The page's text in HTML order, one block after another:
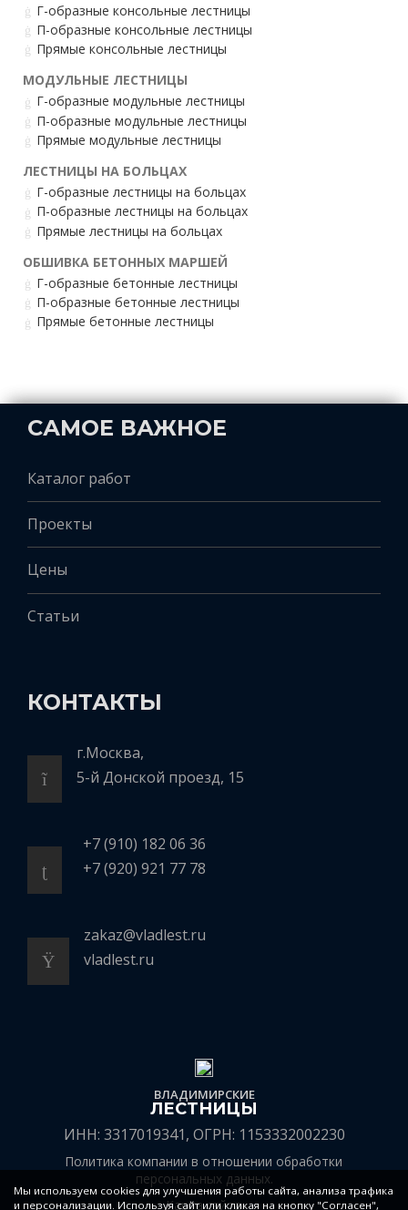
Г-образные консольные лестницы
П-образные консольные лестницы
Прямые консольные лестницы
МОДУЛЬНЫЕ ЛЕСТНИЦЫ
Г-образные модульные лестницы
П-образные модульные лестницы
Прямые модульные лестницы
ЛЕСТНИЦЫ НА БОЛЬЦАХ
Г-образные лестницы на больцах
П-образные лестницы на больцах
Прямые лестницы на больцах
ОБШИВКА БЕТОННЫХ МАРШЕЙ
Г-образные бетонные лестницы
П-образные бетонные лестницы
Прямые бетонные лестницы
САМОЕ ВАЖНОЕ
Каталог работ
Проекты
Цены
Статьи
КОНТАКТЫ
г.Москва,
5-й Донской проезд, 15
+7 (910) 182 06 36
+7 (920) 921 77 78
zakaz@vladlest.ru
vladlest.ru
ВЛАДИМИРСКИЕ
ЛЕСТНИЦЫ
ИНН: 3317019341, ОГРН: 1153332002230
Политика компании в отношении обработки
персональных данных.
Карта сайта
Мы используем cookies для улучшения работы сайта, анализа трафика
и персонализации. Используя сайт или кликая на кнопку "Согласен",